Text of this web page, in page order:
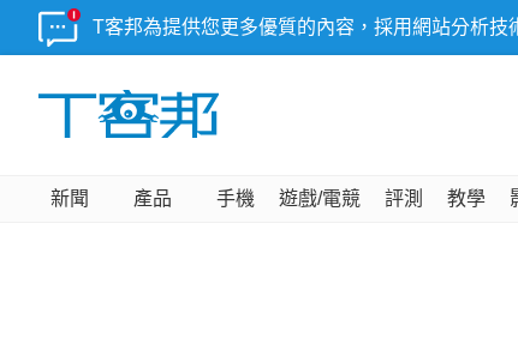
T客邦為提供您更多優質的內容，採用網站分析
新聞 產品 手機 遊戲/電競 評測 教學